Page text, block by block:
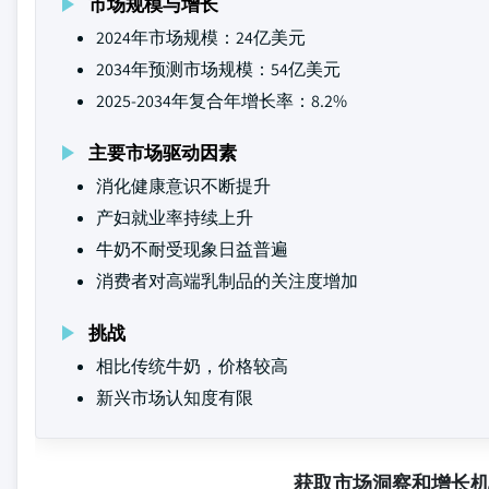
2024年市场规模：24亿美元
2034年预测市场规模：54亿美元
2025-2034年复合年增长率：8.2%
主要市场驱动因素
消化健康意识不断提升
产妇就业率持续上升
牛奶不耐受现象日益普遍
消费者对高端乳制品的关注度增加
挑战
相比传统牛奶，价格较高
新兴市场认知度有限
获取市场洞察和增长